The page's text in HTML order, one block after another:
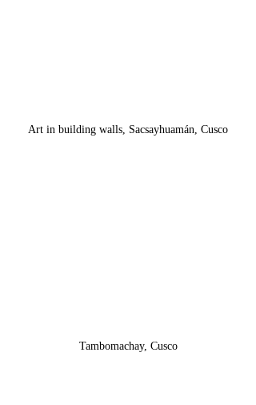
Art in building walls, Sacsayhuamán, Cusco
Tambomachay, Cusco